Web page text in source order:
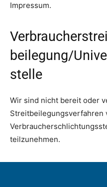
Impressum.
beilegung/
stelle
Wir sind nicht bereit oder
Streitbeilegungsverfahren
teilzunehmen.